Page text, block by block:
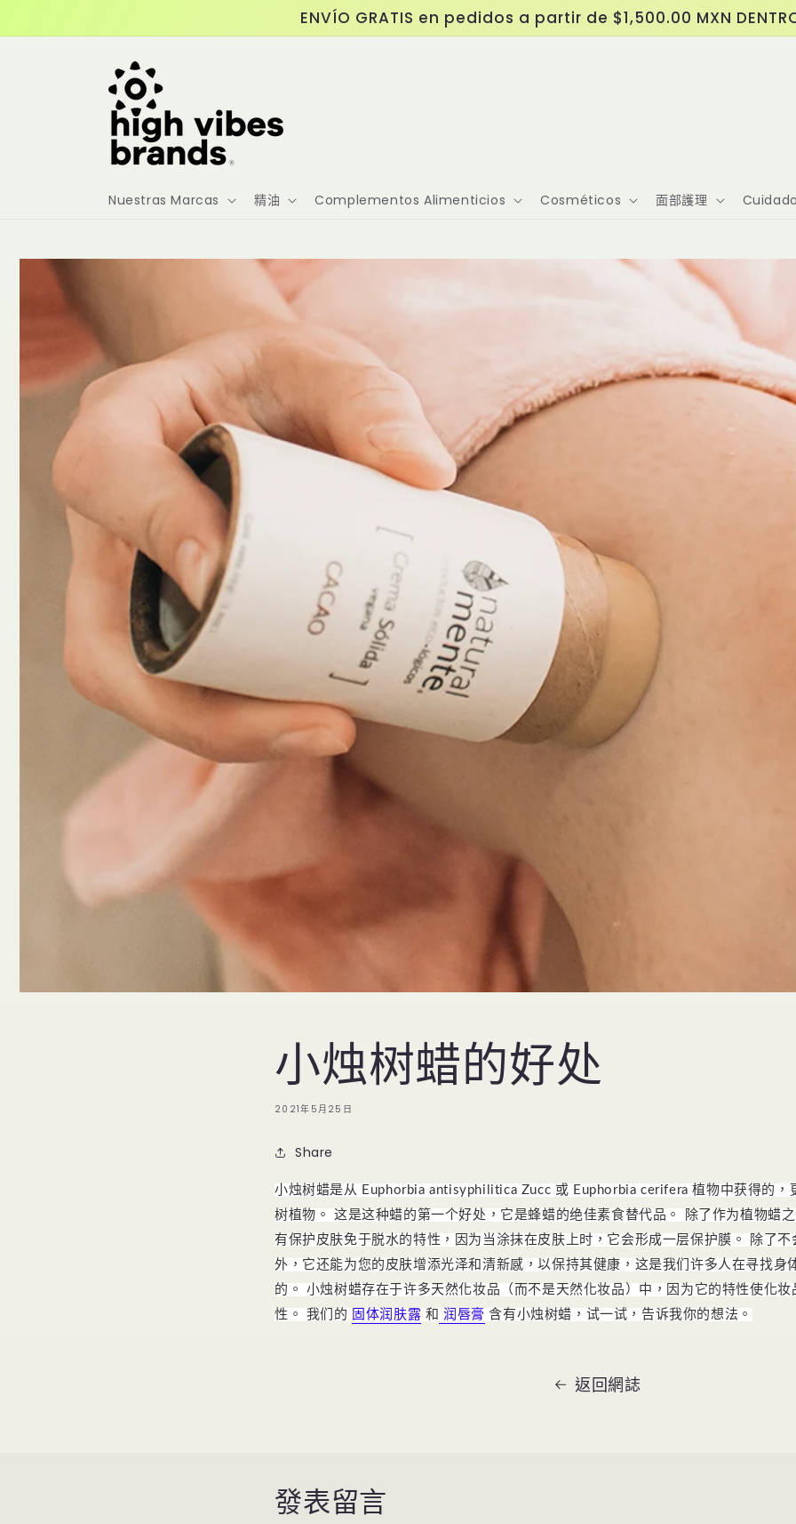
ENVÍO GRATIS en pedidos a partir de $1,500.00 MXN
Nuestras Marcas 精油 Complementos Alimenticios Cosméticos 面部護理
小烛树蜡的好处
2021年5月25日
Share
小烛树蜡是从 Euphorbia antisyphilitica Zucc 或 Euphorbia cerifera 植物中获得的，
树植物。 这是这种蜡的第一个好处，它是蜂蜡的绝佳素食替代品。
除了作为植物蜡
有保护皮肤免于脱水的特性，因为当涂抹在皮肤上时，它会形成一层保护膜。
除了不
外，它还能为您的皮肤增添光泽和清新感，以保持其健康，这是我们许多人在寻找身
的。 小烛树蜡存在于许多天然化妆品（而不是天然化妆品）中，因为它的特性使化妆
性。 我们的 固体润肤露 和 润唇膏 含有小烛树蜡，试一试，告诉我你的想法。
返回網誌
發表留言